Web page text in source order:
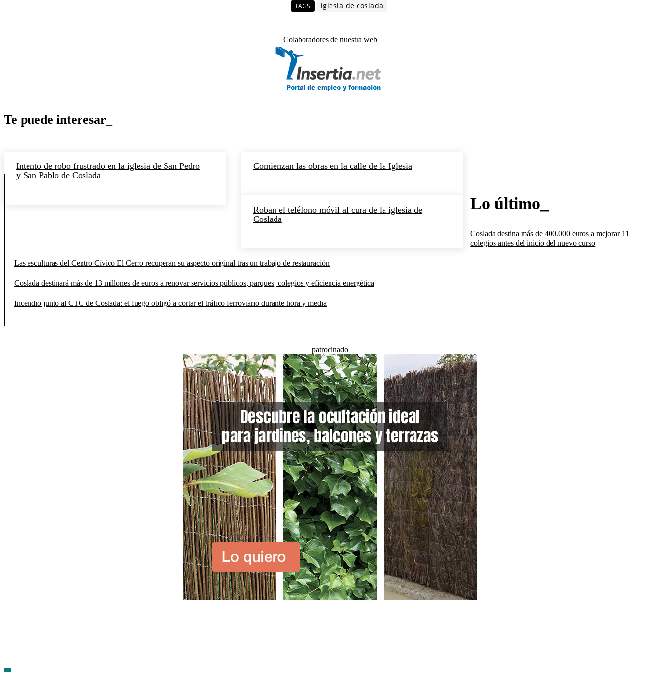
TAGS iglesia de coslada
Colaboradores de nuestra web
Te puede interesar_
Intento de robo frustrado en la iglesia de San Pedro
y San Pablo de Coslada
Comienzan las obras en la calle de la Iglesia
Roban el teléfono móvil al cura de la iglesia de
Coslada
Lo último_
Coslada destina más de 400.000 euros a mejorar 11
colegios antes del inicio del nuevo curso
Las esculturas del Centro Cívico El Cerro recuperan su aspecto original tras un trabajo de restauración
Coslada destinará más de 13 millones de euros a renovar servicios públicos, parques, colegios y eficiencia energética
Incendio junto al CTC de Coslada: el fuego obligó a cortar el tráfico ferroviario durante hora y media
patrocinado